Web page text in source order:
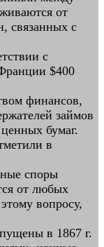
от
связанных с
с
$400
финансов,
займов
бумаг.
в
споры
от любых
вопросу,
в 1867 г.